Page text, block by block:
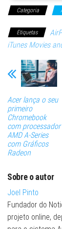
Categoria
Etiquetas
iTunes Movies
Acer lança o seu
primeiro
Chromebook
com processador
AMD A-Series
com Gráficos
Radeon
Sobre o autor
Joel Pinto
Fundador do
projeto online,